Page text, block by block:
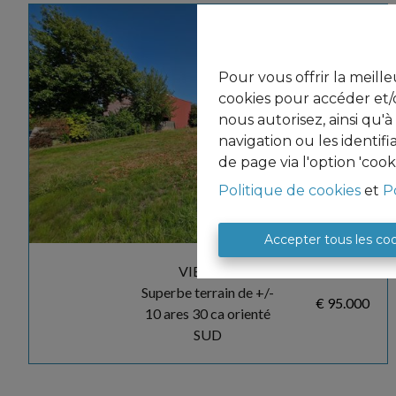
Pour vous offrir la
cookies pour accéder
nous autorisez, ainsi
navigation ou les
de page via l'option
Politique de cookies et
Accepter tous les
VIEMME
Superbe terrain de +/-
10 ares 30 ca orienté
SUD
€ 95.000